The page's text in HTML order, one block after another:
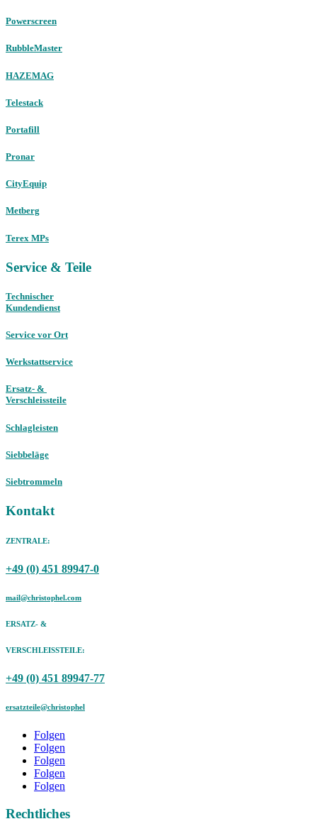
Powerscreen
RubbleMaster
HAZEMAG
Telestack
Portafill
Pronar
CityEquip
Metberg
Terex MPs
Service & Teile
Technischer
Kundendienst
Service vor Ort
Werkstattservice
Ersatz- &
Verschleissteile
Schlagleisten
Siebbeläge
Siebtrommeln
Kontakt
ZENTRALE:
+49 (0) 451 89947-0
mail@christophel.com
ERSATZ- &
VERSCHLEISSTEILE:
+49 (0) 451 89947-77
ersatzteile@christophel
Folgen
Folgen
Folgen
Folgen
Folgen
Rechtliches